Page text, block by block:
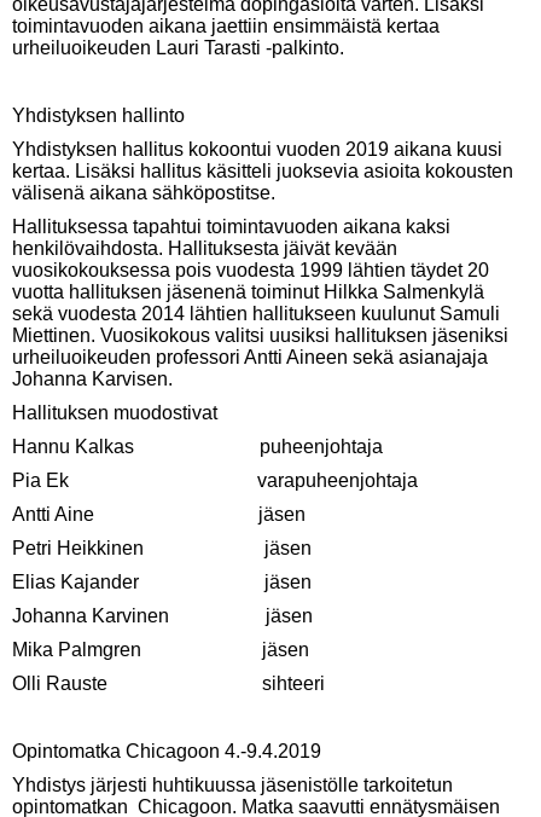
oikeusavustajajärjestelmä dopingasioita varten. Lisäksi
toimintavuoden aikana jaettiin ensimmäistä kertaa
urheiluoikeuden Lauri Tarasti -palkinto.
Yhdistyksen hallinto
Yhdistyksen hallitus kokoontui vuoden 2019 aikana kuusi
kertaa. Lisäksi hallitus käsitteli juoksevia asioita kokousten
välisenä aikana sähköpostitse.
Hallituksessa tapahtui toimintavuoden aikana kaksi
henkilövaihdosta. Hallituksesta jäivät kevään
vuosikokouksessa pois vuodesta 1999 lähtien täydet 20
vuotta hallituksen jäsenenä toiminut Hilkka Salmenkylä
sekä vuodesta 2014 lähtien hallitukseen kuulunut Samuli
Miettinen. Vuosikokous valitsi uusiksi hallituksen jäseniksi
urheiluoikeuden professori Antti Aineen sekä asianajaja
Johanna Karvisen.
Hallituksen muodostivat
Hannu Kalkas puheenjohtaja
Pia Ek varapuheenjohtaja
Antti Aine jäsen
Petri Heikkinen jäsen
Elias Kajander jäsen
Johanna Karvinen jäsen
Mika Palmgren jäsen
Olli Rauste sihteeri
Opintomatka Chicagoon 4.-9.4.2019
Yhdistys järjesti huhtikuussa jäsenistölle tarkoitetun
opintomatkan Chicagoon. Matka saavutti ennätysmäisen